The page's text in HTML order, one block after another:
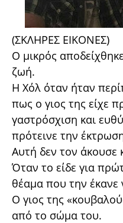
(ΣΚΛΗΡΕΣ ΕΙΚΟΝΕΣ)
Ο μικρός
ζωή.
Η Χόλ όταν ήταν
πως ο γιος της είχε
γαστρόσχιση και
πρότεινε την
Αυτή δεν τον άκουσε
Όταν το είδε για
θέαμα που την έκανε
Ο γιος της
από το σώμα του.